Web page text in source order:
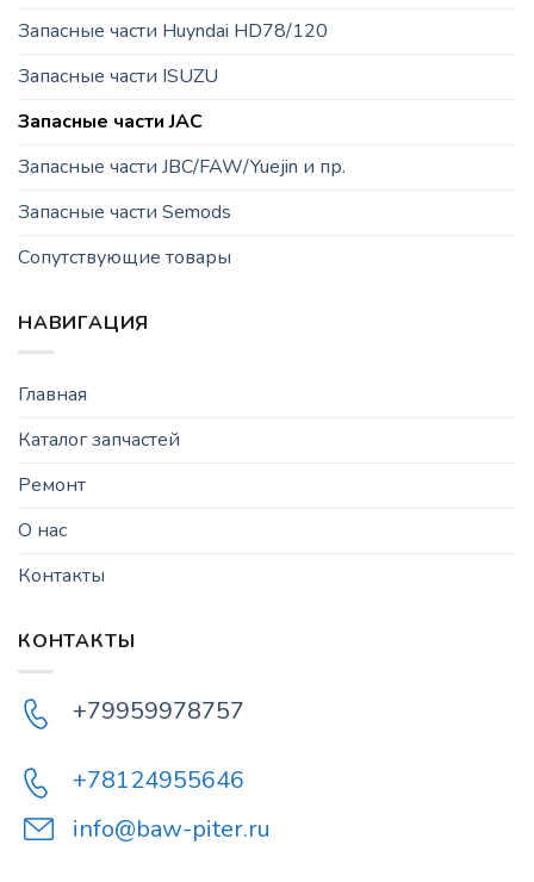
Запасные части Huyndai HD78/120
Запасные части ISUZU
Запасные части JAC
Запасные части JBC/FAW/Yuejin и пр.
Запасные части Semods
Сопутствующие товары
НАВИГАЦИЯ
Главная
Каталог запчастей
Ремонт
О нас
Контакты
КОНТАКТЫ
+79959978757
+78124955646
info@baw-piter.ru